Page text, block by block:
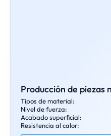
Producción de piezas
Tipos de material:
Nivel de fuerza:
Acabado superficial:
Resistencia al calor: